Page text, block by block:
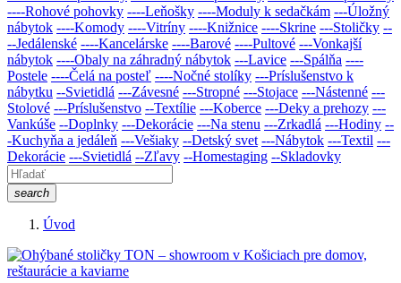
----Rohové pohovky ----Leňošky ----Moduly k sedačkám ---Úložný
nábytok ----Komody ----Vitríny ----Knižnice ----Skrine ---Stoličky --
--Jedálenské ----Kancelárske ----Barové ----Pultové ---Vonkajší
nábytok ----Obaly na záhradný nábytok ---Lavice ---Spálňa ----
Postele ----Čelá na posteľ ----Nočné stolíky ---Príslušenstvo k
nábytku --Svietidlá ---Závesné ---Stropné ---Stojace ---Nástenné ---
Stolové ---Príslušenstvo --Textílie ---Koberce ---Deky a prehozy ---
Vankúše --Doplnky ---Dekorácie ---Na stenu ---Zrkadlá ---Hodiny --
-Kuchyňa a jedáleň ---Vešiaky --Detský svet ---Nábytok ---Textil ---
Dekorácie ---Svietidlá --Zľavy --Homestaging --Skladovky
search
Úvod